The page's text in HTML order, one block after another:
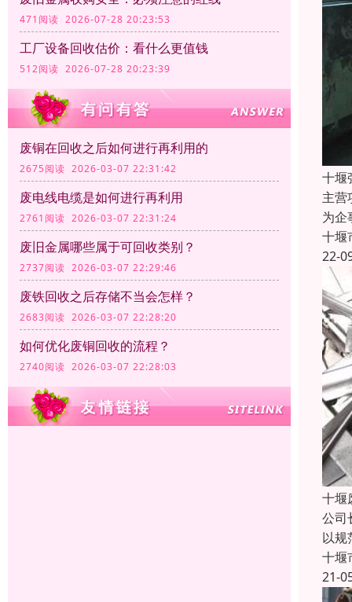
471阅读 2026-07-28 20:23:53
工厂设备回收估价：看什么更值钱
512阅读 2026-07-28 20:23:39
废铜在回收之后如何进行再利用的
2675阅读 2026-03-07 22:31:42
废电线电缆是如何进行再利用
2761阅读 2026-03-07 22:31:24
废旧金属哪些属于可回收类别？
2737阅读 2026-03-07 22:29:46
废铁回收之后存储不当会怎样？
2683阅读 2026-03-07 22:28:20
如何优化废铜回收的流程？
2740阅读 2026-03-07 22:28:03
十堰
主营
为企
十堰
22-
十堰
公司
以规
十堰
21-